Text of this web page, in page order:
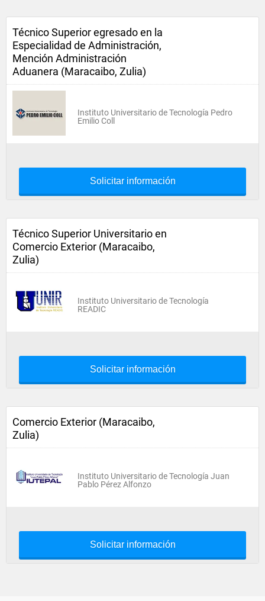
Técnico Superior egresado en la
Especialidad de Administración,
Mención Administración
Aduanera (Maracaibo, Zulia)
Instituto Universitario de Tecnología Pedro
Emilio Coll
Solicitar información
Técnico Superior Universitario en
Comercio Exterior (Maracaibo,
Zulia)
Instituto Universitario de Tecnología
READIC
Solicitar información
Comercio Exterior (Maracaibo,
Zulia)
Instituto Universitario de Tecnología Juan
Pablo Pérez Alfonzo
Solicitar información